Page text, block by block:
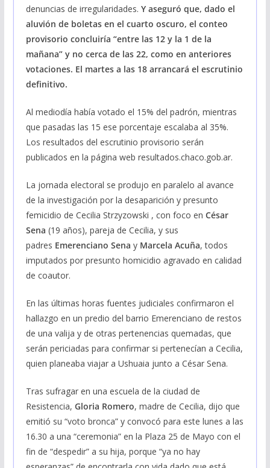
denuncias de irregularidades. Y aseguró que, dado el
aluvión de boletas en el cuarto oscuro, el conteo
provisorio concluiría “entre las 12 y la 1 de la
mañana” y no cerca de las 22, como en anteriores
votaciones. El martes a las 18 arrancará el escrutinio
definitivo.
Al mediodía había votado el 15% del padrón, mientras
que pasadas las 15 ese porcentaje escalaba al 35%.
Los resultados del escrutinio provisorio serán
publicados en la página web resultados.chaco.gob.ar.
La jornada electoral se produjo en paralelo al avance
de la investigación por la desaparición y presunto
femicidio de Cecilia Strzyzowski , con foco en César
Sena (19 años), pareja de Cecilia, y sus
padres Emerenciano Sena y Marcela Acuña, todos
imputados por presunto homicidio agravado en calidad
de coautor.
En las últimas horas fuentes judiciales confirmaron el
hallazgo en un predio del barrio Emerenciano de restos
de una valija y de otras pertenencias quemadas, que
serán periciadas para confirmar si pertenecían a Cecilia,
quien planeaba viajar a Ushuaia junto a César Sena.
Tras sufragar en una escuela de la ciudad de
Resistencia, Gloria Romero, madre de Cecilia, dijo que
emitió su “voto bronca” y convocó para este lunes a las
16.30 a una “ceremonia” en la Plaza 25 de Mayo con el
fin de “despedir” a su hija, porque “ya no hay